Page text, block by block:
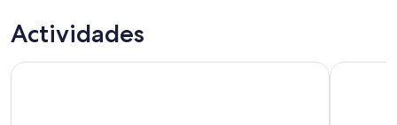
Actividades
Salt Lake City: gran experiencia de vida silvestre y puesta de
Tour en